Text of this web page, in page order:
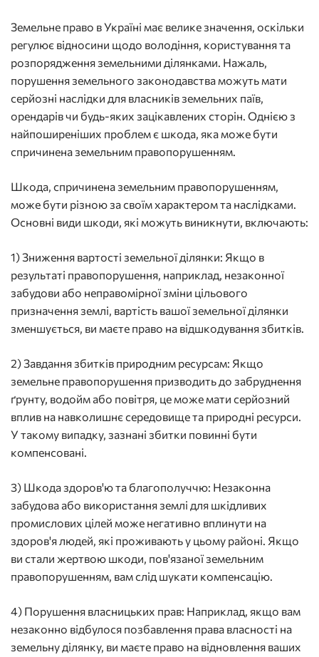
Земельне право в Україні має велике значення, оскільки
регулює відносини щодо володіння, користування та
розпорядження земельними ділянками. Нажаль,
порушення земельного законодавства можуть мати
серйозні наслідки для власників земельних паїв,
орендарів чи будь-яких зацікавлених сторін. Однією з
найпоширеніших проблем є шкода, яка може бути
спричинена земельним правопорушенням.
Шкода, спричинена земельним правопорушенням,
може бути різною за своїм характером та наслідками.
Основні види шкоди, які можуть виникнути, включають:
1) Зниження вартості земельної ділянки: Якщо в
результаті правопорушення, наприклад, незаконної
забудови або неправомірної зміни цільового
призначення землі, вартість вашої земельної ділянки
зменшується, ви маєте право на відшкодування збитків.
2) Завдання збитків природним ресурсам: Якщо
земельне правопорушення призводить до забруднення
ґрунту, водойм або повітря, це може мати серйозний
вплив на навколишнє середовище та природні ресурси.
У такому випадку, зазнані збитки повинні бути
компенсовані.
3) Шкода здоров'ю та благополуччю: Незаконна
забудова або використання землі для шкідливих
промислових цілей може негативно вплинути на
здоров'я людей, які проживають у цьому районі. Якщо
ви стали жертвою шкоди, пов'язаної земельним
правопорушенням, вам слід шукати компенсацію.
4) Порушення власницьких прав: Наприклад, якщо вам
незаконно відбулося позбавлення права власності на
земельну ділянку, ви маєте право на відновлення ваших